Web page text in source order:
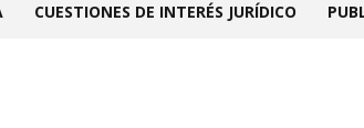
CUESTIONES DE INTERÉS JURÍDICO